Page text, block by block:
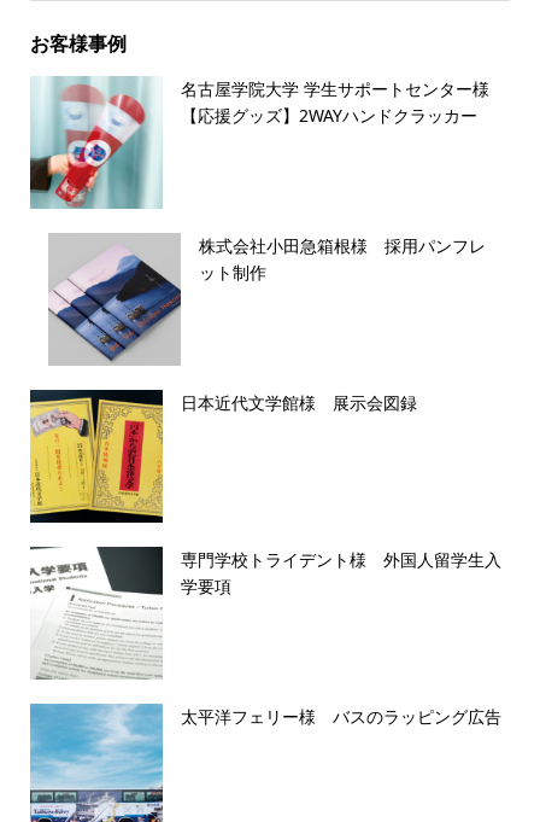
お客様事例
名古屋学院大学 学生サポートセンター様
【応援グッズ】2WAYハンドクラッカー
株式会社小田急箱根様 採用パンフレ
ット制作
日本近代文学館様 展示会図録
専門学校トライデント様 外国人留学生入
学要項
太平洋フェリー様 バスのラッピング広告